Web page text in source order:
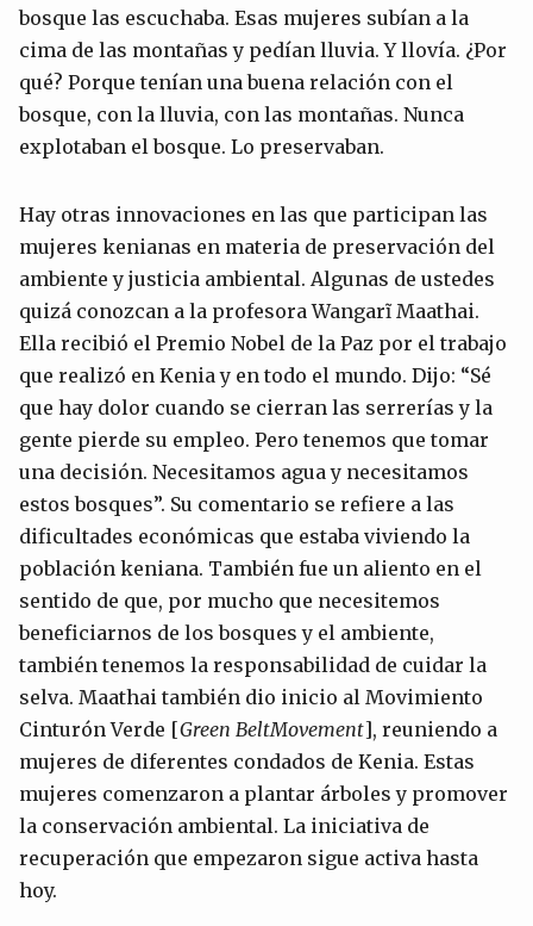
bosque las escuchaba. Esas mujeres subían a la
cima de las montañas y pedían lluvia. Y llovía. ¿Por
qué? Porque tenían una buena relación con el
bosque, con la lluvia, con las montañas. Nunca
explotaban el bosque. Lo preservaban.
Hay otras innovaciones en las que participan las
mujeres kenianas en materia de preservación del
ambiente y justicia ambiental. Algunas de ustedes
quizá conozcan a la profesora Wangarĩ Maathai.
Ella recibió el Premio Nobel de la Paz por el trabajo
que realizó en Kenia y en todo el mundo. Dijo: “Sé
que hay dolor cuando se cierran las serrerías y la
gente pierde su empleo. Pero tenemos que tomar
una decisión. Necesitamos agua y necesitamos
estos bosques”. Su comentario se refiere a las
dificultades económicas que estaba viviendo la
población keniana. También fue un aliento en el
sentido de que, por mucho que necesitemos
beneficiarnos de los bosques y el ambiente,
también tenemos la responsabilidad de cuidar la
selva. Maathai también dio inicio al Movimiento
Cinturón Verde [Green BeltMovement], reuniendo a
mujeres de diferentes condados de Kenia. Estas
mujeres comenzaron a plantar árboles y promover
la conservación ambiental. La iniciativa de
recuperación que empezaron sigue activa hasta
hoy.